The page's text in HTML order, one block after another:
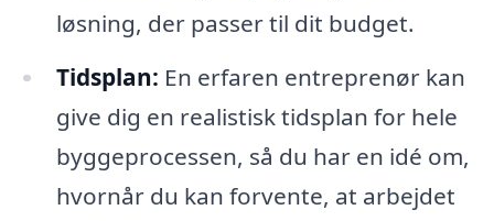
løsning, der passer til dit budget.
Tidsplan: En erfaren entreprenør kan
give dig en realistisk tidsplan for hele
byggeprocessen, så du har en idé om,
hvornår du kan forvente, at arbejdet